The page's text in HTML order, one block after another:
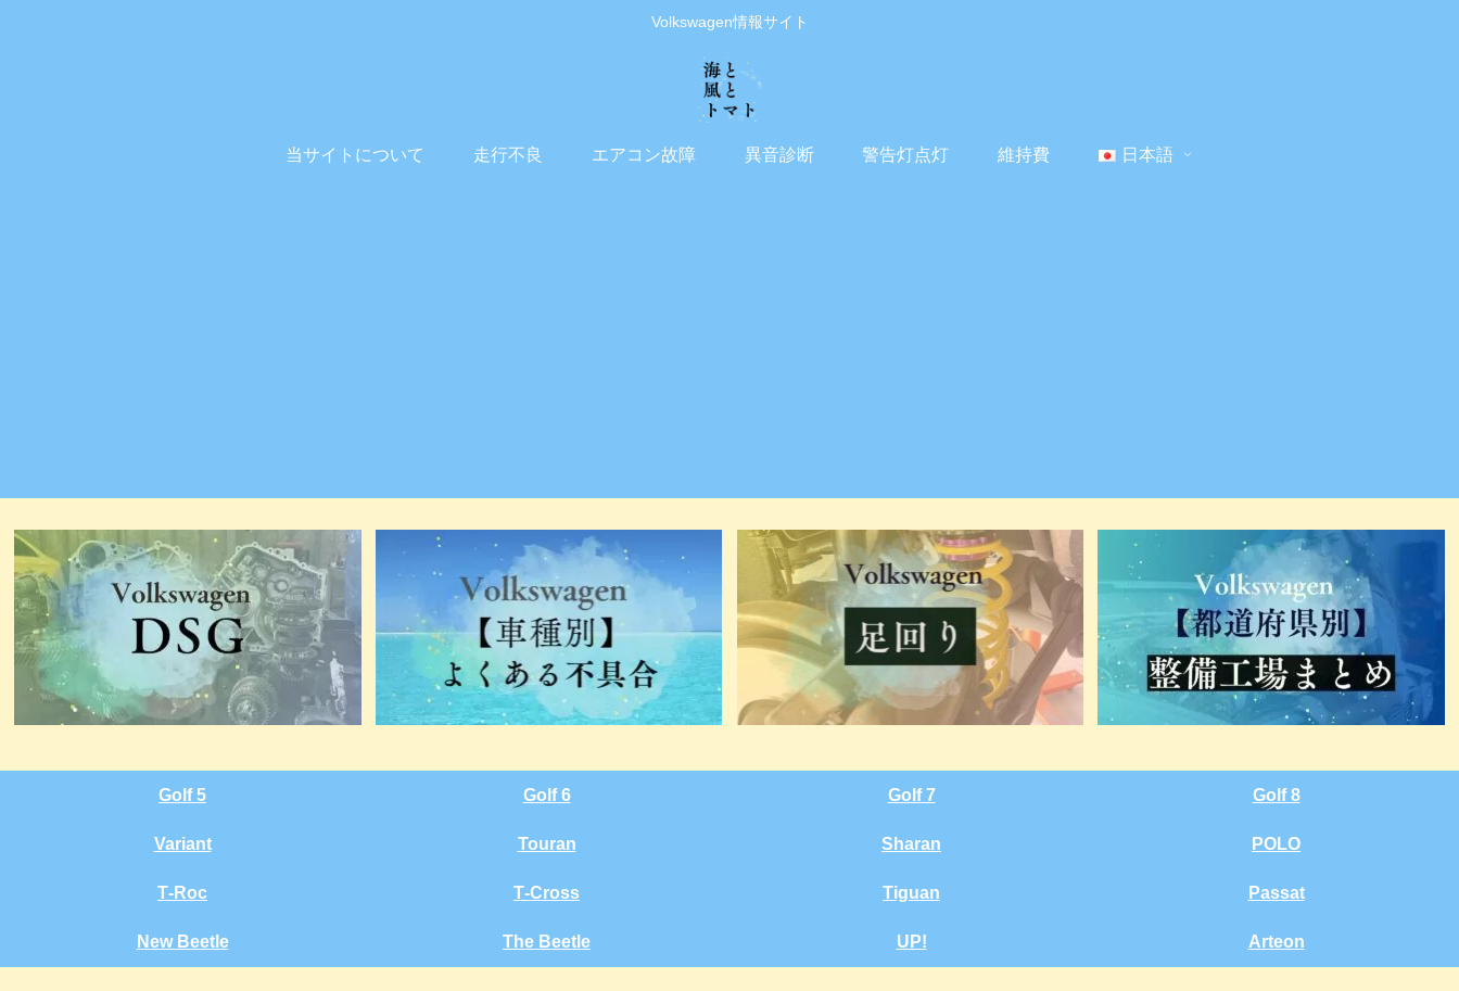
Volkswagen情報サイト
当サイトについて 走行不良 エアコン故障 異音診断 警告灯点灯 維持費 日本語
Golf 5 Golf 6 Golf 7 Golf 8
Variant Touran Sharan POLO
T‑Roc T‑Cross Tiguan Passat
New Beetle The Beetle UP! Arteon